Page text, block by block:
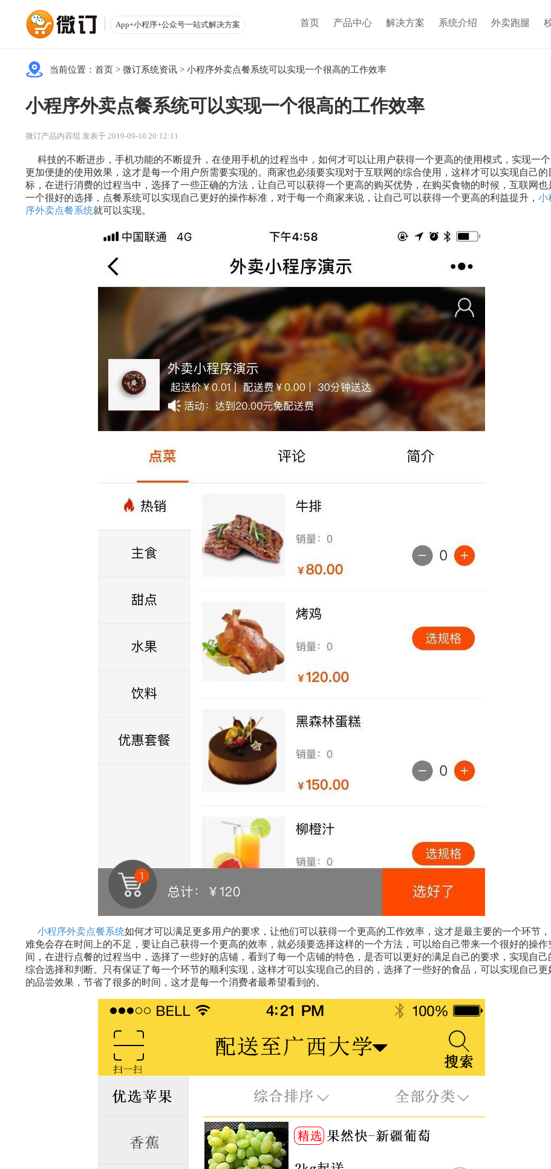
App+小程序+公众号一站式解决方案 首页 产品中心 解决方案 系统介绍 外卖跑腿
当前位置： 首页 > 微订系统资讯 > 小程序外卖点餐系统可以实现一个很高的工作效率
小程序外卖点餐系统可以实现一个很高的工作效率
微订产品内容组 发表于 2019-09-10 20:12:11
科技的不断进步，手机功能的不断提升，在使用手机的过程当中，如何才可以让用户获得一个更高的使用模式，实现一个
更加便捷的使用效果，这才是每一个用户所需要实现的。商家也必须要实现对于互联网的综合使用，这样才可以实现自己的
标，在进行消费的过程当中，选择了一些正确的方法，让自己可以获得一个更高的购买优势，在购买食物的时候，互联网也
一个很好的选择，点餐系统可以实现自己更好的操作标准，对于每一个商家来说，让自己可以获得一个更高的利益提升， 小
序外卖点餐系统就可以实现。
小程序外卖点餐系统如何才可以满足更多用户的要求，让他们可以获得一个更高的工作效率，这才是最主要的一个环节，
难免会存在时间上的不足，要让自己获得一个更高的效率，就必须要选择这样的一个方法，可以给自己带来一个很好的操作
间，在进行点餐的过程当中，选择了一些好的店铺，看到了每一个店铺的特色，是否可以更好的满足自己的要求，实现自己
综合选择和判断。只有保证了每一个环节的顺利实现，这样才可以实现自己的目的，选择了一些好的食品，可以实现自己更
的品尝效果，节省了很多的时间，这才是每一个消费者最希望看到的。